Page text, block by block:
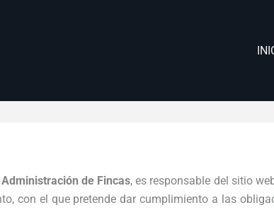
de Fincas, es responsable del sitio
con el que pretende dar cumplimiento a las